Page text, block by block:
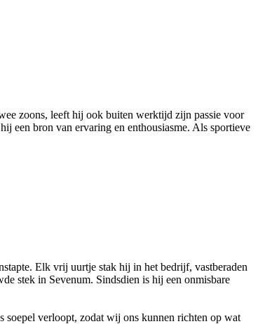
zoons, leeft hij ook buiten werktijd zijn passie voor
een bron van ervaring en enthousiasme. Als sportieve
Elk vrij uurtje stak hij in het bedrijf, vastberaden
stek in Sevenum. Sindsdien is hij een onmisbare
soepel verloopt, zodat wij ons kunnen richten op wat